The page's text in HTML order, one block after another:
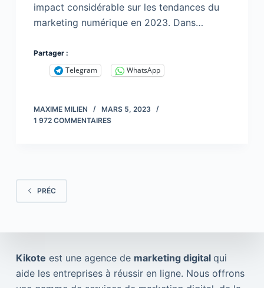
impact considérable sur les tendances du
marketing numérique en 2023. Dans…
Partager :
Telegram WhatsApp
MAXIME MILIEN
MARS 5, 2023
1 972 COMMENTAIRES
PRÉC
Kikote est une agence de marketing digital qui
aide les entreprises à réussir en ligne. Nous offrons